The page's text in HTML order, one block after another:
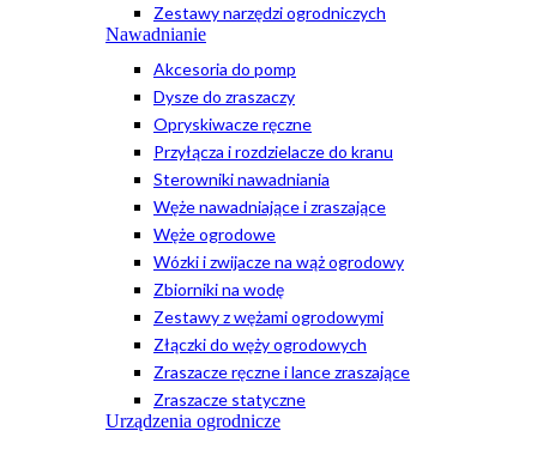
Zestawy narzędzi ogrodniczych
Nawadnianie
Akcesoria do pomp
Dysze do zraszaczy
Opryskiwacze ręczne
Przyłącza i rozdzielacze do kranu
Sterowniki nawadniania
Węże nawadniające i zraszające
Węże ogrodowe
Wózki i zwijacze na wąż ogrodowy
Zbiorniki na wodę
Zestawy z wężami ogrodowymi
Złączki do węży ogrodowych
Zraszacze ręczne i lance zraszające
Zraszacze statyczne
Urządzenia ogrodnicze